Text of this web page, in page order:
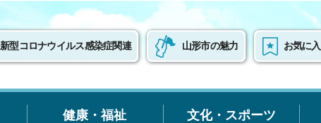
新型コロナウイルス感染症関連 山形市の魅力 お気に
健康・福祉 文化・スポーツ